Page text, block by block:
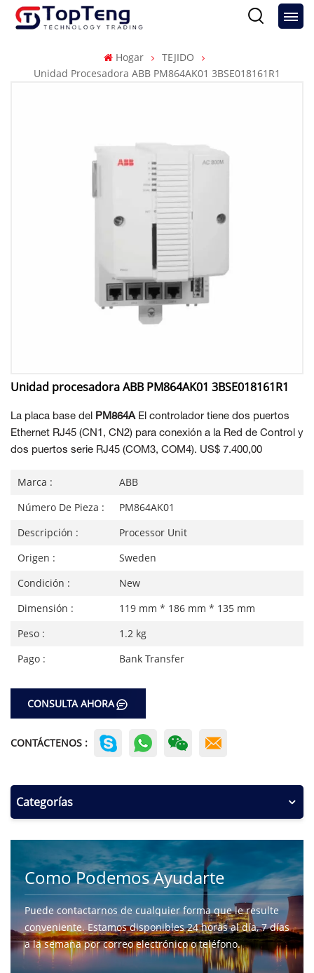
Hogar
TEJIDO
Unidad Procesadora ABB PM864AK01 3BSE018161R1
Unidad procesadora ABB PM864AK01 3BSE018161R1
La placa base del PM864A El controlador tiene dos puertos
Ethernet RJ45 (CN1, CN2) para conexión a la Red de Control y
dos puertos serie RJ45 (COM3, COM4). US$ 7.400,00
Marca :
ABB
Número De Pieza :
PM864AK01
Descripción :
Processor Unit
Origen :
Sweden
Condición :
New
Dimensión :
119 mm * 186 mm * 135 mm
Peso :
1.2 kg
Pago :
Bank Transfer
CONSULTA AHORA
CONTÁCTENOS :
Categorías
Como Podemos Ayudarte
Puede contactarnos de cualquier forma que le resulte
conveniente. Estamos disponibles 24 horas al día, 7 días
a la semana por correo electrónico o teléfono.